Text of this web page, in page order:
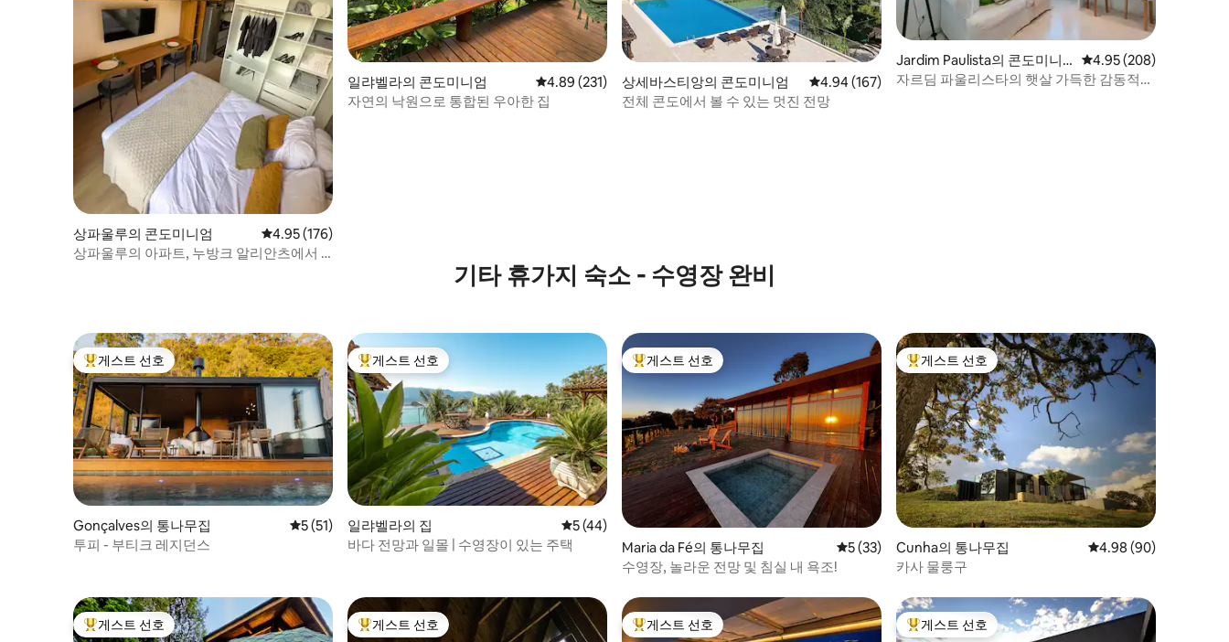
상파울루의 콘도미니엄 평점 4.95점(5점 만점), 후기 176개
4.95 (176)
상파울루의 아파트, 누방크 알리안츠에서 5
일랴벨라의 콘도미니엄 평점 4.89점(5점 만점), 후기 231개
4.89 (231)
자연의 낙원으로 통합된 우아한 집
상세바스티앙의 콘도미니엄 평점 4.94점(5점 만점), 후기 167개
4.94 (167)
전체 콘도에서 볼 수 있는 멋진 전망
Jardim Paulista의 콘도미니
엄
평점 4.95점(5점 만점),
4.95 (208)
자르딤 파울리스타의 햇살 가득한 감동적인
기타 휴가지 숙소 - 수영장 완비
상위 게스트 선호
게스트 선호
Gonçalves의 통나무집 평점 5점(5점 만점), 후기 51개
5 (51)
투피 - 부티크 레지던스
상위 게스트 선호
게스트 선호
일랴벨라의 집 평점 5점(5점 만점), 후기 44개
5 (44)
바다 전망과 일몰 | 수영장이 있는 주택
상위 게스트 선호
게스트 선호
Maria da Fé의 통나무집 평점 5점(5점 만점), 후기 33개
5 (33)
수영장, 놀라운 전망 및 침실 내 욕조!
상위 게스트 선호
게스트 선호
Cunha의 통나무집 평점 4.98점(5점 만점),
4.98 (90)
카사 물룽구
상위 게스트 선호
게스트 선호 상위 게스트 선호
게스트 선호 상위 게스트 선호
게스트 선호 상위 게스트 선호
게스트 선호